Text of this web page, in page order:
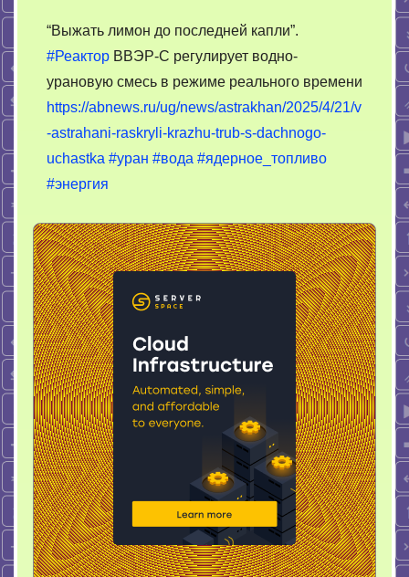
водно-
реального
времени
“Выжать лимон до последней капли”.
#Реактор ВВЭР-С регулирует водно-
урановую смесь в режиме реального времени
https://abnews.ru/ug/news/astrakhan/2025/4/21/v
-astrahani-raskryli-krazhu-trub-s-dachnogo-
uchastka #уран #вода #ядерное_топливо
#энергия